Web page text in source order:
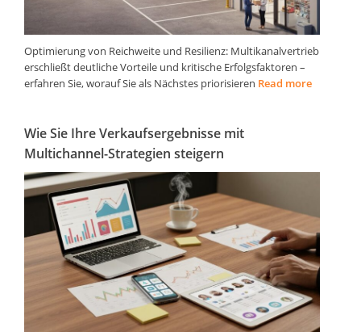
Optimierung von Reichweite und Resilienz: Multikanalvertrieb
erschließt deutliche Vorteile und kritische Erfolgsfaktoren –
erfahren Sie, worauf Sie als Nächstes priorisieren Read more
Wie Sie Ihre Verkaufsergebnisse mit
Multichannel-Strategien steigern